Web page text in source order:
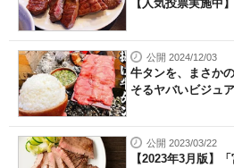
【人気投票実施中】
公開 2024/12/03
牛タンを、まさか
そるヤバいビジュ
公開 2023/03/22
【2023年3月版】